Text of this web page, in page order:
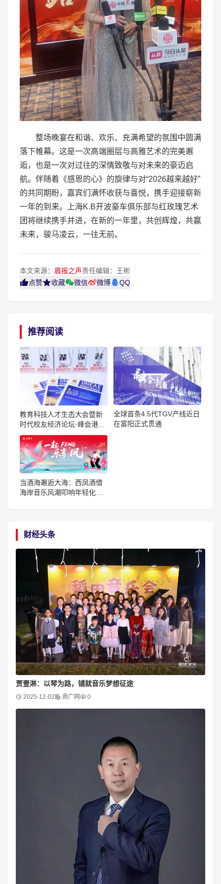
整场晚宴在和谐、欢乐、充满希望的氛围中圆满
落下帷幕。这是一次高端圈层与高雅艺术的完美邂
逅，也是一次对过往的深情致敬与对未来的豪迈启
航。伴随着《感恩的心》的旋律与对“2026越来越好”
的共同期盼，嘉宾们满怀收获与喜悦，携手迎接崭新
一年的到来。上海K.B开波豪车俱乐部与红玫瑰艺术
团将继续携手并进，在新的一年里，共创辉煌，共赢
未来，骏马凌云，一往无前。
本文来源： 晨报之声责任编辑：王彬
点赞
收藏 微信 微博 QQ
推荐阅读
教育科技人才生态大会暨新
时代校友经济论坛·峰会港澳
珠举行
全球首条4.5代TGV产线近日
在富阳正式贯通
当酒海邂逅大海：西凤酒借
海岸音乐风潮叩响年轻化之
财经头条
贾壹淋：以琴为路，铺就音乐梦想征途
2025-12-02 商广网 0